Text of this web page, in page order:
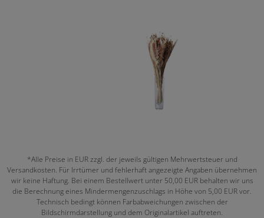
*Alle Preise in EUR zzgl. der jeweils gültigen Mehrwertsteuer und
Versandkosten. Für Irrtümer und fehlerhaft angezeigte Angaben übernehmen
wir keine Haftung. Bei einem Bestellwert unter 50,00 EUR behalten wir uns
die Berechnung eines Mindermengenzuschlags in Höhe von 5,00 EUR vor.
Technisch bedingt können Farbabweichungen zwischen der
Bildschirmdarstellung und dem Originalartikel auftreten.